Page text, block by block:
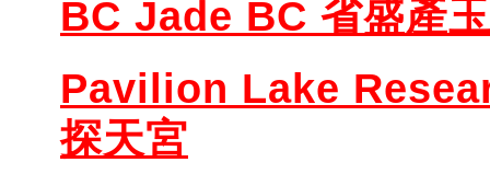
BC Jade BC 省盛產
Pavilion Lake
探天宮